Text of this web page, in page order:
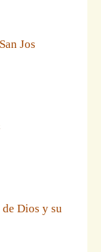
Jos
Dios y su